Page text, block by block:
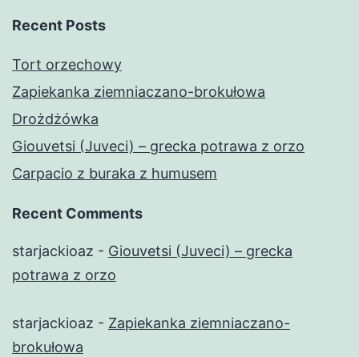
Recent Posts
Tort orzechowy
Zapiekanka ziemniaczano-brokułowa
Drożdżówka
Giouvetsi (Juveci) – grecka potrawa z orzo
Carpacio z buraka z humusem
Recent Comments
starjackioaz - Giouvetsi (Juveci) – grecka
potrawa z orzo
starjackioaz - Zapiekanka ziemniaczano-
brokułowa